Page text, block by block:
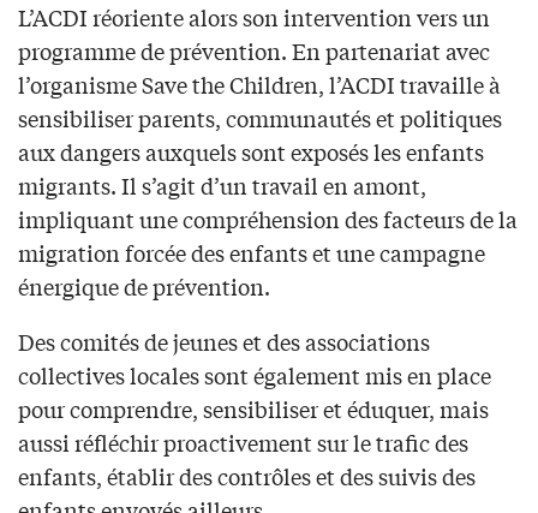
L’ACDI réoriente alors son intervention vers un
programme de prévention. En partenariat avec
l’organisme Save the Children, l’ACDI travaille à
sensibiliser parents, communautés et politiques
aux dangers auxquels sont exposés les enfants
migrants. Il s’agit d’un travail en amont,
impliquant une compréhension des facteurs de la
migration forcée des enfants et une campagne
énergique de prévention.
Des comités de jeunes et des associations
collectives locales sont également mis en place
pour comprendre, sensibiliser et éduquer, mais
aussi réfléchir proactivement sur le trafic des
enfants, établir des contrôles et des suivis des